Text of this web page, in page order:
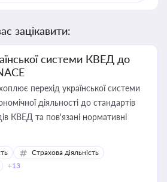
зацікавити:
системи КВЕД до
перехід української системи
діяльності до стандартів
КВЕД та пов'язані нормативні
Страхова діяльність
+13